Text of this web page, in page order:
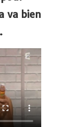
va bien